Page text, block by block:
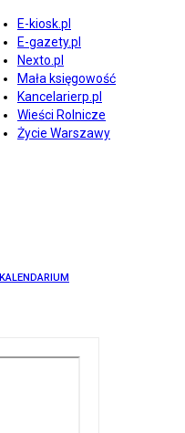
E-kiosk.pl
E-gazety.pl
Nexto.pl
Mała księgowość
Kancelarierp.pl
Wieści Rolnicze
Życie Warszawy
KALENDARIUM